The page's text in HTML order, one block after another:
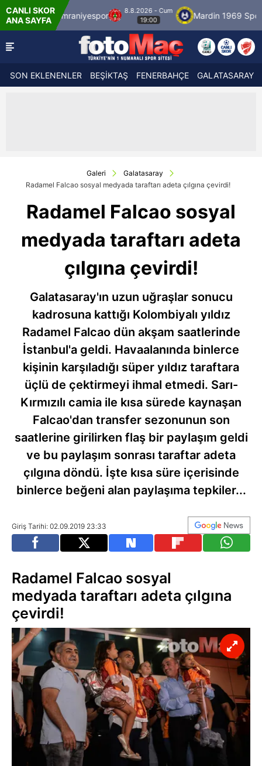
CANLI SKOR
ANA SAYFA
Ümraniyespor
8.8.2026 - Cum
19:00
Mardin 1969 Spor
SON EKLENENLER BEŞİKTAŞ FENERBAHÇE GALATASARAY
Galeri
Galatasaray
Radamel Falcao sosyal medyada taraftarı adeta çılgına çevirdi!
Radamel Falcao sosyal
medyada taraftarı adeta
çılgına çevirdi!
Galatasaray'ın uzun uğraşlar sonucu
kadrosuna kattığı Kolombiyalı yıldız
Radamel Falcao dün akşam saatlerinde
İstanbul'a geldi. Havaalanında binlerce
kişinin karşıladığı süper yıldız taraftara
üçlü de çektirmeyi ihmal etmedi. Sarı-
Kırmızılı camia ile kısa sürede kaynaşan
Falcao'dan transfer sezonunun son
saatlerine girilirken flaş bir paylaşım geldi
ve bu paylaşım sonrası taraftar adeta
çılgına döndü. İşte kısa süre içerisinde
binlerce beğeni alan paylaşıma tepkiler...
Giriş Tarihi: 02.09.2019 23:33
Radamel Falcao sosyal
medyada taraftarı adeta çılgına
çevirdi!